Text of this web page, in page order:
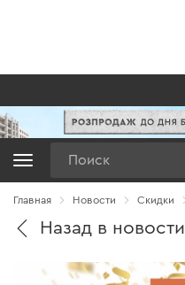
Главная Новости Cкидки
Назад в новости